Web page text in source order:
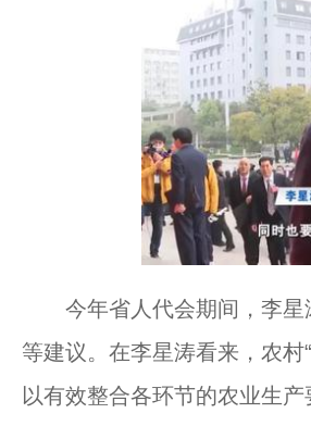
今年省人代会期间，李星
等建议。在李星涛看来，农村
以有效整合各环节的农业生